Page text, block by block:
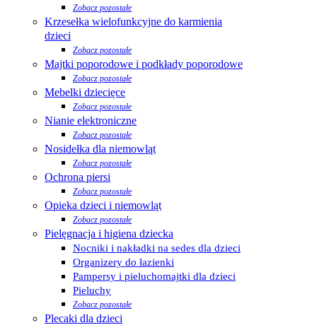
Zobacz pozostałe
Krzesełka wielofunkcyjne do karmienia
dzieci
Zobacz pozostałe
Majtki poporodowe i podkłady poporodowe
Zobacz pozostałe
Mebelki dziecięce
Zobacz pozostałe
Nianie elektroniczne
Zobacz pozostałe
Nosidełka dla niemowląt
Zobacz pozostałe
Ochrona piersi
Zobacz pozostałe
Opieka dzieci i niemowląt
Zobacz pozostałe
Pielęgnacja i higiena dziecka
Nocniki i nakładki na sedes dla dzieci
Organizery do łazienki
Pampersy i pieluchomajtki dla dzieci
Pieluchy
Zobacz pozostałe
Plecaki dla dzieci